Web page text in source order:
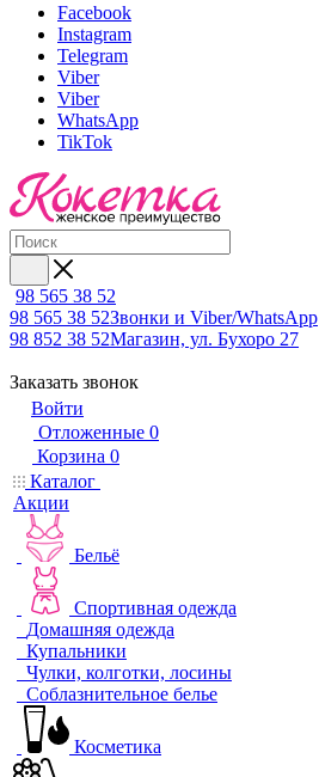
Facebook
Instagram
Telegram
Viber
Viber
WhatsApp
TikTok
98 565 38 52
98 565 38 52Звонки и Viber/WhatsApp
98 852 38 52Магазин, ул. Бухоро 27
Заказать звонок
Войти
Отложенные 0
Корзина 0
Каталог
Акции
Бельё
Спортивная одежда
Домашняя одежда
Купальники
Чулки, колготки, лосины
Соблазнительное белье
Косметика